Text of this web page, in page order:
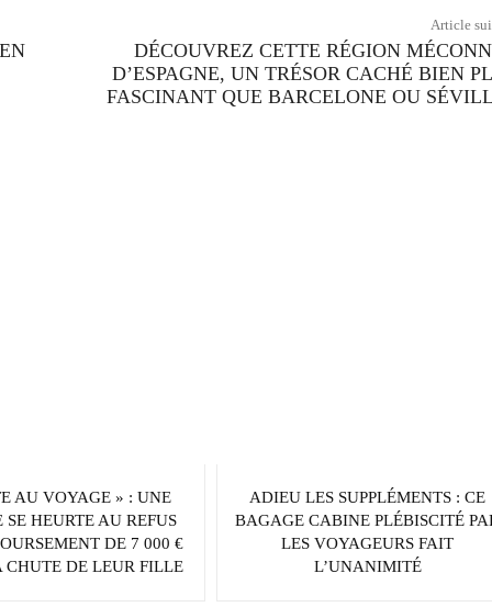
Article
DÉCOUVREZ CETTE RÉGION
D’ESPAGNE, UN TRÉSOR CACHÉ BIEN
FASCINANT QUE BARCELONE OU
AU VOYAGE » : UNE
HEURTE AU REFUS
DE 7 000 €
CHUTE DE LEUR FILLE
ADIEU LES SUPPLÉMENTS : CE
BAGAGE CABINE PLÉBISCITÉ
LES VOYAGEURS FAIT
L’UNANIMITÉ